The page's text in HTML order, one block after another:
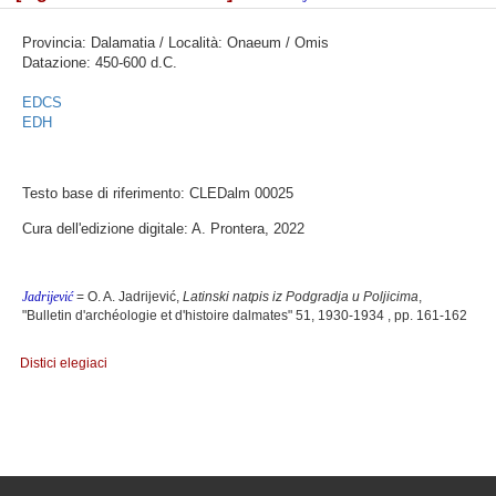
Provincia: Dalamatia / Località: Onaeum / Omis
Datazione: 450-600 d.C.
EDCS
EDH
Testo base di riferimento: CLEDalm 00025
Cura dell'edizione digitale: A. Prontera, 2022
Jadrijević= O. A. Jadrijević, Latinski natpis iz Podgradja u Poljicima,
"Bulletin d'archéologie et d'histoire dalmates" 51, 1930-1934 , pp. 161-162
Distici elegiaci